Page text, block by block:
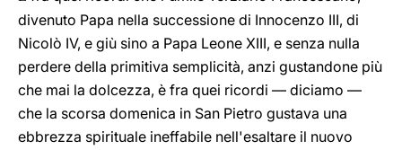
divenuto Papa nella successione di Innocenzo III, di
Nicolò IV, e giù sino a Papa Leone XIII, e senza nulla
perdere della primitiva semplicità, anzi gustandone più
che mai la dolcezza, è fra quei ricordi — diciamo —
che la scorsa domenica in San Pietro gustava una
ebbrezza spirituale ineffabile nell'esaltare il nuovo